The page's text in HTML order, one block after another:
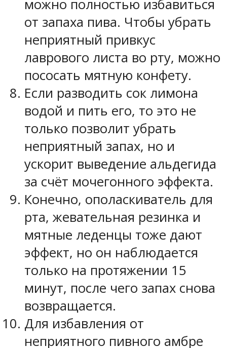
можно полностью избавиться
от запаха пива. Чтобы убрать
неприятный привкус
лаврового листа во рту, можно
пососать мятную конфету.
Если разводить сок лимона
водой и пить его, то это не
только позволит убрать
неприятный запах, но и
ускорит выведение альдегида
за счёт мочегонного эффекта.
Конечно, ополаскиватель для
рта, жевательная резинка и
мятные леденцы тоже дают
эффект, но он наблюдается
только на протяжении 15
минут, после чего запах снова
возвращается.
Для избавления от
неприятного пивного амбре